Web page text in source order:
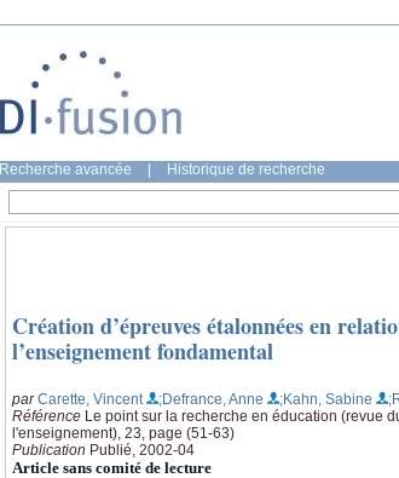
Recherche avancée Historique de recherche
Création d’épreuves étalonnées en
l’enseignement fondamental
parCarette, Vincent ;Defrance, Anne ;Kahn, Sabine
Référence Le point sur la recherche en éducation (revue
l'enseignement), 23, page (51-63)
Publication Publié, 2002-04
Article sans comité de lecture